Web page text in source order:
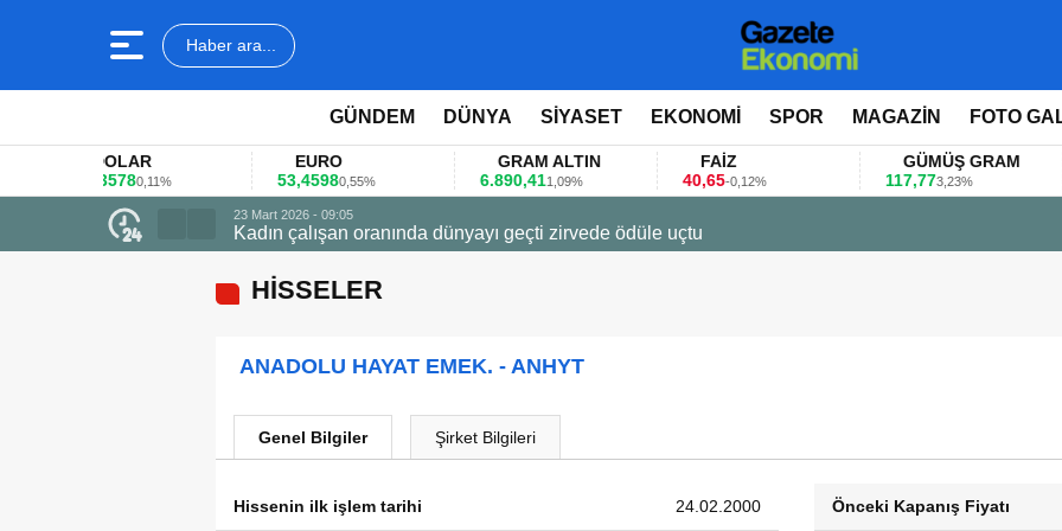
Haber ara...
GÜNDEM DÜNYA SİYASET EKONOMİ SPOR MAGAZİN FOTO
DOLAR
0,11%
EURO
53,45980,55%
GRAM ALTIN
6.890,411,09%
40,65-0,12%
GÜMÜŞ GRAM
117,773,23%
23 Mart 2026 - 09:05
Kadın çalışan oranında dünyayı geçti zirvede ödüle uçtu
HİSSELER
ANADOLU HAYAT EMEK. - ANHYT
Genel Bilgiler Şirket Bilgileri
Hissenin ilk işlem tarihi 24.02.2000 Önceki Kapanış Fiyatı